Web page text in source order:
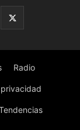
Radio